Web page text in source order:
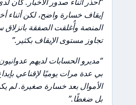
“احذر أثناء صدور الأخبار. كان
المنصة وأُغلقت الصفقة بانزلاق
تجاوز مستوى الإيقاف بكثير.”
“مديرو الحسابات لديهم
بي عدة مرات يوميًا لإقناعي
الأموال بعد خسارة صغيرة. لم
بل ضغطًا.”